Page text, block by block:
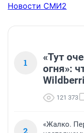
Новости СМИ2
1
«Тут
огня»:
121 373
2
«Жалко.